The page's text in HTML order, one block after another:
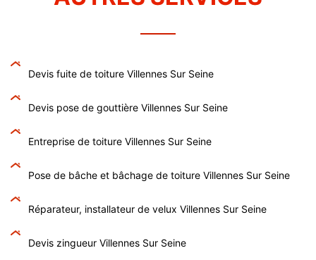
Devis fuite de toiture Villennes Sur Seine
Devis pose de gouttière Villennes Sur Seine
Entreprise de toiture Villennes Sur Seine
Pose de bâche et bâchage de toiture Villennes Sur Seine
Réparateur, installateur de velux Villennes Sur Seine
Devis zingueur Villennes Sur Seine